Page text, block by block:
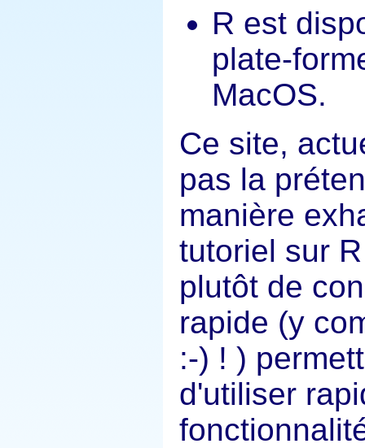
R est
plate-
MacOS.
Ce site,
pas la
manière
tutoriel sur
plutôt de
rapide (y
:-) ! )
d'utiliser